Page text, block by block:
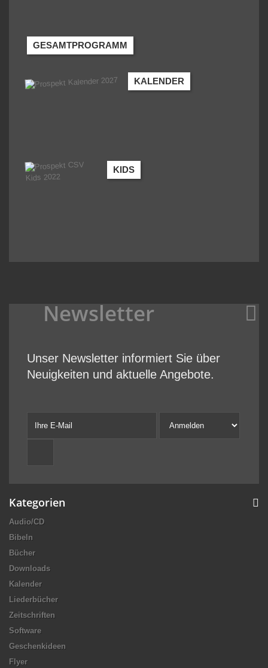
GESAMTPROGRAMM
KALENDER
KIDS
Newsletter
Unser Newsletter informiert Sie über
Neuigkeiten und aktuelle Angebote.
Kategorien
Audio/CD
Bibeln
Bücher
Downloads
Kalender
Liederbücher
Zeitschriften
Software
Geschenkideen
Flyer